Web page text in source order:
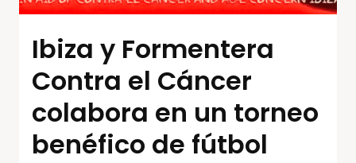
Ibiza y Formentera
Contra el Cáncer
colabora en un torneo
benéfico de fútbol